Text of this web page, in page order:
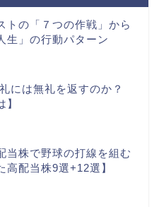
トの「７つの作戦」から
生」の行動パターン
には無礼を返すのか？
】
当株で野球の打線を組む
高配当株9選+12選】